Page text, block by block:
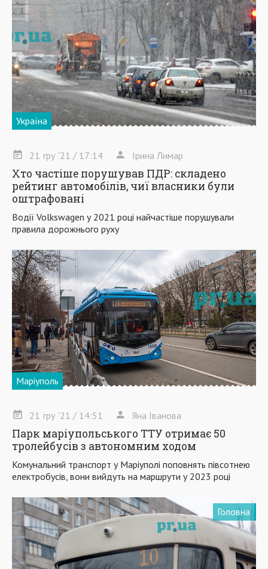
Україна
21 гру '21 / 17:14 Ірина Лимар
Хто частіше порушував ПДР: складено
рейтинг автомобілів, чиї власники були
оштрафовані
Водії Volkswagen у 2021 році найчастіше порушували
правила дорожнього руху
Маріуполь
21 гру '21 / 14:51 Яна Іванова
Парк маріупольського ТТУ отримає 50
тролейбусів з автономним ходом
Комунальний транспорт у Маріуполі поповнять півсотнею
електробусів, вони вийдуть на маршрути у 2023 році
Головна